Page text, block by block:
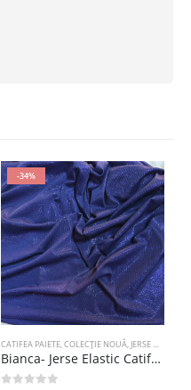
,COLECȚIE NOUĂ
-34%
CATIFEA PAIETE,COLECȚIE NOUĂ, JERSE METALIC
Bianca- Jerse Elastic Catifelat – Bleumarin